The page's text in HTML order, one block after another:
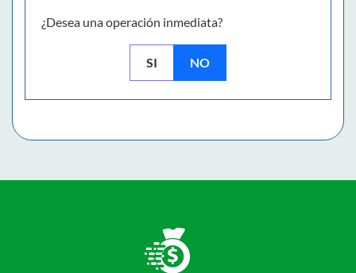
¿Desea una operación inmediata?
SI NO